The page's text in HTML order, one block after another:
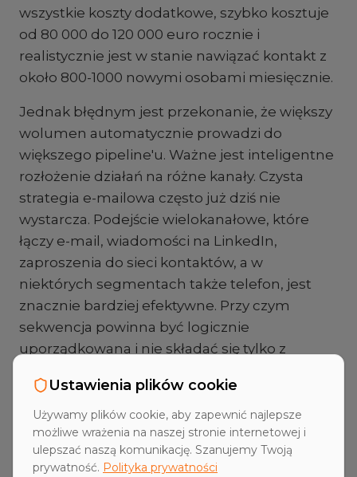
wszystkie koszty dodatkowe, szybko kosztuje
od 80 000 do 120 000 euro rocznie i
realistycznie jest w stanie nawiązać kontakt z
około 800-1000 nowymi osobami miesięcznie.
Jednak błędnym jest przekonanie, że większy
wolumen automatycznie prowadzi do
większego pipeline'u. Ważne jest inteligentne
rozłożenie działań na różne kanały. Czysta
strategia e-mailowa często już dziś nie
wystarcza. Podejście wielokanałowe, które
łączy e-mail, wiadomości na LinkedIn,
zaproszenia do sieci kontaktów, a w
niektórych segmentach także telefon, jest
znacznie bardziej efektywne. Przy czym
sekwencja powinna być logicznie
uporządkowana i nie składać się tylko z
Automatyzacja tych sekwencji jest kluczowa
dla efektywnego skalowania.
Ustawienia plików cookie
Używamy plików cookie, aby zapewnić najlepsze
możliwe wrażenia na naszej stronie internetowej i
ulepszać naszą komunikację. Szanujemy Twoją
prywatność. Polityka prywatności